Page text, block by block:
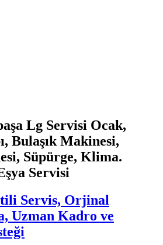
Lg Servisi Ocak,
Bulaşık Makinesi,
Süpürge, Klima.
Servisi
Servis, Orjinal
Uzman Kadro ve